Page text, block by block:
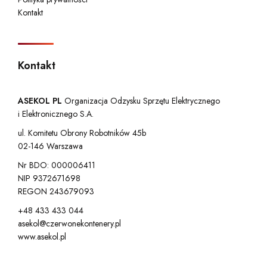
Kontakt
Kontakt
ASEKOL PL Organizacja Odzysku Sprzętu Elektrycznego
i Elektronicznego S.A.
ul. Komitetu Obrony Robotników 45b
02-146 Warszawa
Nr BDO: 000006411
NIP 9372671698
REGON 243679093
+48 433 433 044
asekol@czerwonekontenery.pl
www.asekol.pl